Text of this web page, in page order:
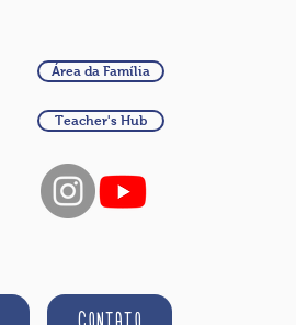
Área da Família
Teacher's Hub